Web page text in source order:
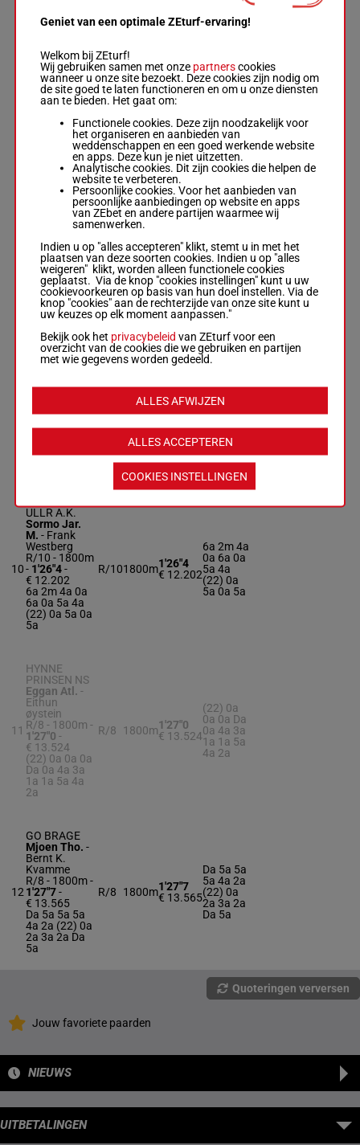
Dalen Dag S.
Robert
Larsen
R/8 - 1800m-
1'27"9-
5a 2a 3a 2a
2a 3a (22) 3a
6a 0a 3a 4a
R/8 1800m1'27"9
€ 12.521
5a 2a 3a
2a 2a 3a
(22) 3a
4a 5a
MASERATI
Sjoner Arv.-
M/6 - 1800m
1'27"8-
€ 12.805
0a 0a 4a 3a
Da 4a (22) 4a
1a 1a 8a Da
M/6 1800m1'27"8
€ 12.805
3a Da 4a
(22) 4a
1a 1a 8a
Da 2a
SKJALG
Kristiansen
Johnsen
1'27"1-
Da 0a 4a 2a
R/101800m1'27"1
€ 12.185
4a 0a 6a
5a 5a 0a
(22) 0a
2a 2a
10
ULLR A.K.
Sormo Jar.
M. - Frank
Westberg
R/10 - 1800m
- 1'26"4-
€ 12.202
6a 2m 4a 0a
6a 0a 5a 4a
(22) 0a 5a 0a
5a
R/101800m1'26"4
€ 12.202
6a 2m 4a
0a 6a 0a
5a 4a
(22) 0a
5a 0a 5a
11
HYNNE
PRINSEN NS
Eggan Atl. -
Eithun
øystein
R/8 - 1800m -
1'27"0 -
€ 13.524
(22) 0a 0a 0a
Da 0a 4a 3a
1a 1a 5a 4a
2a
R/8 1800m1'27"0
€ 13.524
(22) 0a
0a 0a Da
0a 4a 3a
1a 1a 5a
4a 2a
12
GO BRAGE
Mjoen Tho. -
Bernt K.
Kvamme
R/8 - 1800m-
1'27"7-
€ 13.565
Da 5a 5a 5a
4a 2a (22) 0a
2a 3a 2a Da
5a
R/8 1800m1'27"7
€ 13.565
Da 5a 5a
5a 4a 2a
(22) 0a
2a 3a 2a
Da 5a
Quoteringen verversen
Jouw favoriete paarden
NIEUWS
UITBETALINGEN
Geniet van een optimale ZEturf-ervaring!
Welkom bij ZEturf!
Wij gebruiken samen met onze partnerscookies
wanneer u onze site bezoekt. Deze cookies zijn nodig om
de site goed te laten functioneren en om u onze diensten
aan te bieden. Het gaat om:
Functionele cookies. Deze zijn noodzakelijk voor
het organiseren en aanbieden van
weddenschappen en een goed werkende website
en apps. Deze kun je niet uitzetten.
Analytische cookies. Dit zijn cookies die helpen de
website te verbeteren.
Persoonlijke cookies. Voor het aanbieden van
persoonlijke aanbiedingen op website en apps
van ZEbet en andere partijen waarmee wij
samenwerken.
Indien u op "alles accepteren" klikt, stemt u in met het
plaatsen van deze soorten cookies. Indien u op "alles
weigeren" klikt, worden alleen functionele cookies
geplaatst. Via de knop "cookies instellingen" kunt u uw
cookievoorkeuren op basis van hun doel instellen. Via de
knop "cookies" aan de rechterzijde van onze site kunt u
uw keuzes op elk moment aanpassen."
Bekijk ook het privacybeleid van ZEturf voor een
overzicht van de cookies die we gebruiken en partijen
met wie gegevens worden gedeeld.
ALLES ACCEPTEREN
ALLES AFWIJZEN
COOKIES INSTELLINGEN